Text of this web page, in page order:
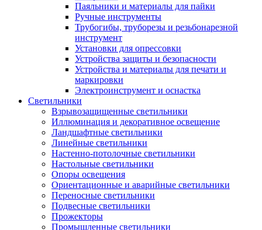
Паяльники и материалы для пайки
Ручные инструменты
Трубогибы, труборезы и резьбонарезной
инструмент
Установки для опрессовки
Устройства защиты и безопасности
Устройства и материалы для печати и
маркировки
Электроинструмент и оснастка
Светильники
Взрывозащищенные светильники
Иллюминация и декоративное освещение
Ландшафтные светильники
Линейные светильники
Настенно-потолочные светильники
Настольные светильники
Опоры освещения
Ориентационные и аварийные светильники
Переносные светильники
Подвесные светильники
Прожекторы
Промышленные светильники